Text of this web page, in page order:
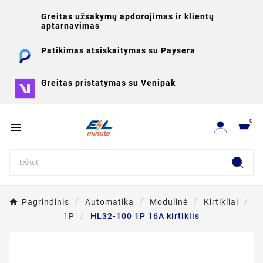
Greitas užsakymų apdorojimas ir klientų
aptarnavimas
Patikimas atsiskaitymas su Paysera
Greitas pristatymas su Venipak
 0
Pagrindinis Automatika Modulinė
Kirtikliai
1P
HL32-100 1P 16A kirtiklis